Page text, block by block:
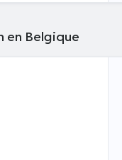
en Belgique